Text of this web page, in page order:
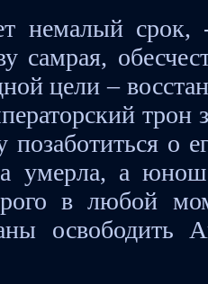
немалый
самрая,
цели –
трон
позаботиться о
умерла, а
в любой
освободить